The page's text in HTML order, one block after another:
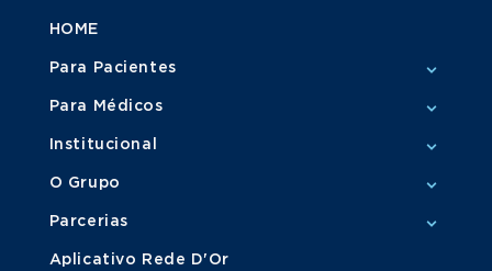
HOME
Para Pacientes
Para Médicos
Institucional
O Grupo
Parcerias
Aplicativo Rede D'Or